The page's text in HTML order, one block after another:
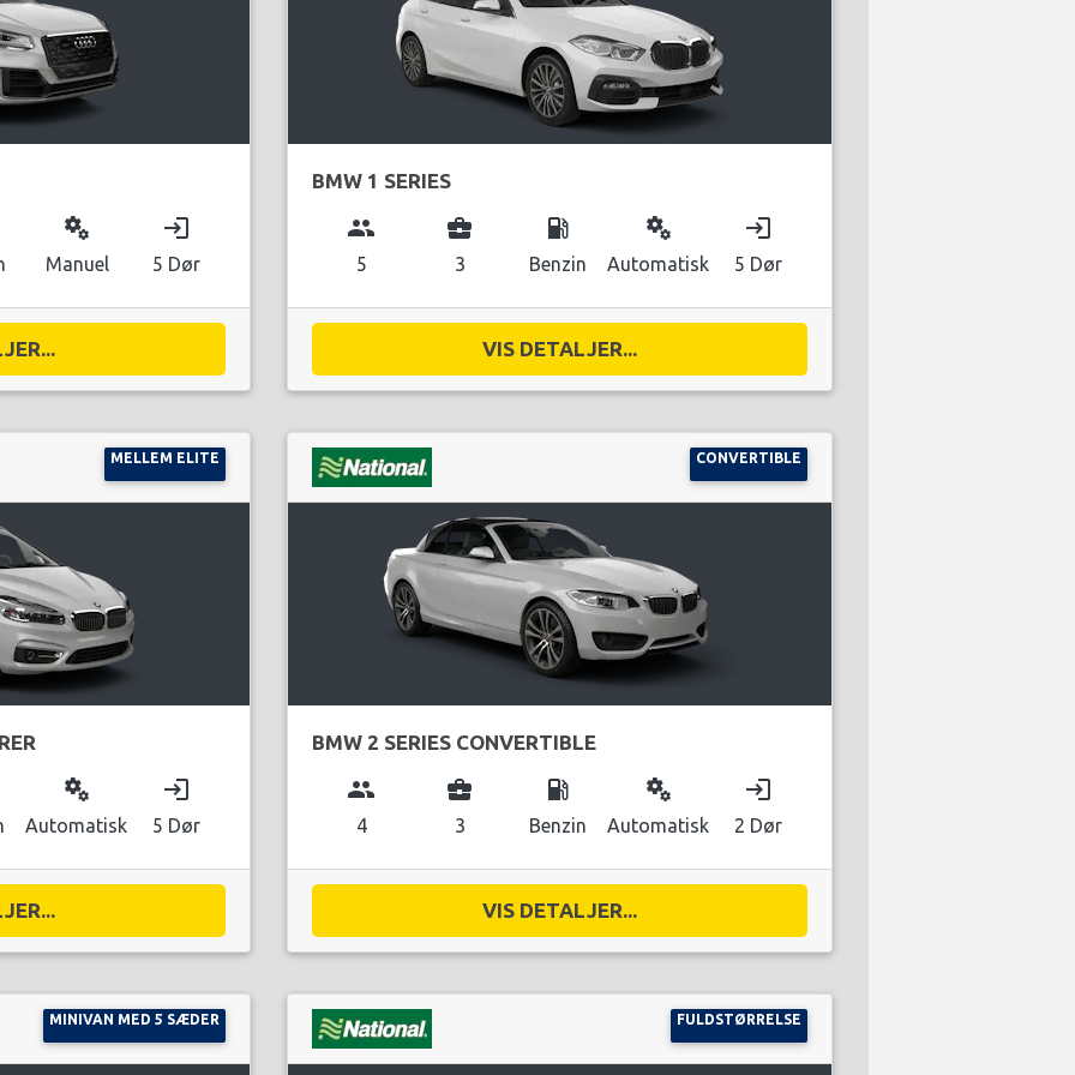
miscellaneous_services
Manuel
login
5 Dør
BMW 1 SERIES
group
5
business_center
3
local_gas_station
Benzin
miscellaneous_services
Automatisk
login
5 Dør
VIS DETALJER...
MELLEM ELITE
miscellaneous_services
Automatisk
login
5 Dør
CONVERTIBLE
BMW 2 SERIES CONVERTIBLE
group
4
business_center
3
local_gas_station
Benzin
miscellaneous_services
Automatisk
login
2 Dør
VIS DETALJER...
MINIVAN MED 5 SÆDER FULDSTØRRELSE